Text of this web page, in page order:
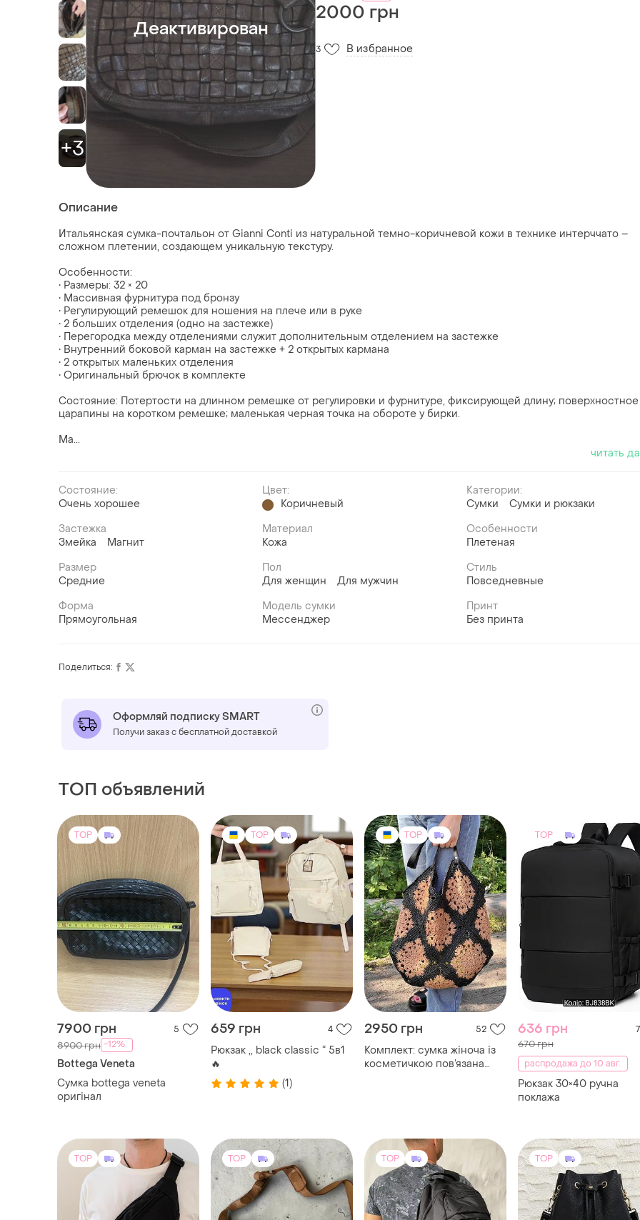
+3
Деактивирован
2000 грн
3 В избранное
Описание
Итальянская сумка-почтальон от Gianni Conti из натуральной темно-коричневой кожи в технике интерччато –
сложном плетении, создающем уникальную текстуру.
Особенности:
• Размеры: 32 × 20
• Массивная фурнитура под бронзу
• Регулирующий ремешок для ношения на плече или в руке
• 2 больших отделения (одно на застежке)
• Перегородка между отделениями служит дополнительным отделением на застежке
• Внутренний боковой карман на застежке + 2 открытых кармана
• 2 открытых маленьких отделения
• Оригинальный брючок в комплекте
Состояние: Потертости на длинном ремешке от регулировки и фурнитуре, фиксирующей длину; поверхностное
царапины на коротком ремешке; маленькая черная точка на обороте у бирки.
Ма...
читать
Состояние:
Очень хорошее
Цвет:
Коричневый
Категории:
Сумки
Сумки и рюкзаки
Застежка
Змейка
Магнит
Материал
Кожа
Особенности
Плетеная
Размер
Средние
Пол
Для женщин
Для мужчин
Стиль
Повседневные
Форма
Прямоугольная
Модель сумки
Мессенджер
Принт
Без принта
Поделиться:
Оформляй подписку SMART
Получи заказ с бесплатной доставкой
ТОП объявлений
TOP
7900 грн 5
8900 грн -12%
Bottega Veneta
Сумка bottega veneta
оригінал
TOP
659 грн 4
Рюкзак ,, black classic “ 5в1
🔥
(1)
TOP
2950 грн 52
Комплект: сумка жіноча із
косметичкою пов’язана
TOP
636 грн 7
670 грн
распродажа до 10 авг.
Рюкзак 30×40 ручна
поклажа
TOP TOP TOP TOP